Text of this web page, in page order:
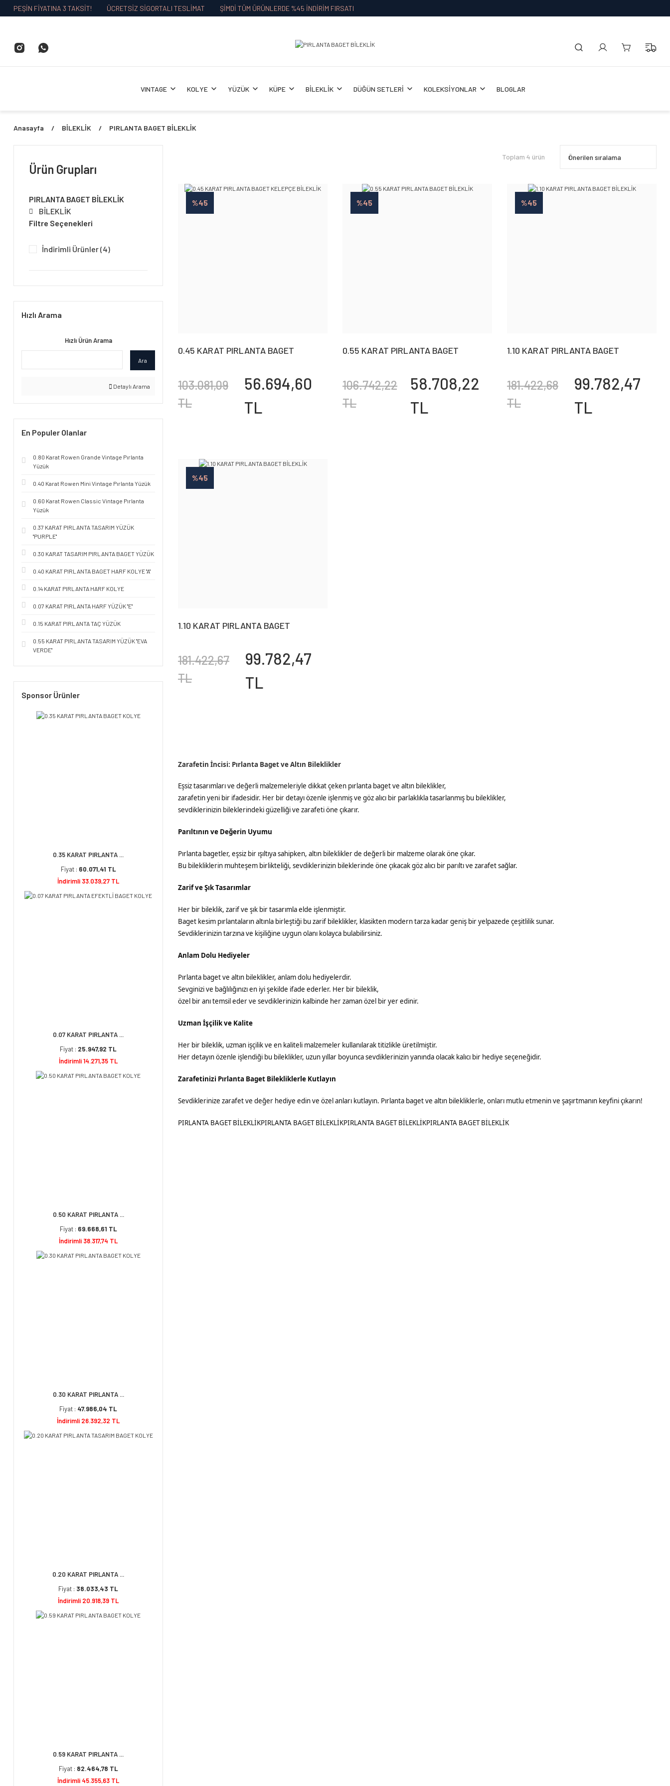
PEŞİN FİYATINA 3 TAKSİT! ÜCRETSİZ SİGORTALI TESLİMAT ŞİMDİ TÜM ÜRÜNLERDE %45 İNDİRİM FIRSATI
VINTAGE KOLYE YÜZÜK KÜPE BİLEKLİK DÜĞÜN SETLERİ KOLEKSİYONLAR BLOGLAR
Anasayfa BİLEKLİK PIRLANTA BAGET BİLEKLİK
Ürün Grupları
PIRLANTA BAGET BİLEKLİK
BİLEKLİK
Filtre Seçenekleri
İndirimli Ürünler (4)
Hızlı Arama
Hızlı Ürün Arama
Ara
Detaylı Arama
En Populer Olanlar
0.80 Karat Rowen Grande Vintage Pırlanta
Yüzük
0.40 Karat Rowen Mini Vintage Pırlanta Yüzük
0.60 Karat Rowen Classic Vintage Pırlanta
Yüzük
0.37 KARAT PIRLANTA TASARIM YÜZÜK
''PURPLE''
0.30 KARAT TASARIM PIRLANTA BAGET YÜZÜK
0.40 KARAT PIRLANTA BAGET HARF KOLYE ''A''
0.14 KARAT PIRLANTA HARF KOLYE
0.07 KARAT PIRLANTA HARF YÜZÜK ''E''
0.15 KARAT PIRLANTA TAÇ YÜZÜK
0.55 KARAT PIRLANTA TASARIM YÜZÜK ''EVA
VERDE''
Sponsor Ürünler
0.35 KARAT PIRLANTA ...
Fiyat : 60.071,41 TL
İndirimli 33.039,27 TL
0.07 KARAT PIRLANTA ...
Fiyat : 25.947,92 TL
İndirimli 14.271,35 TL
0.50 KARAT PIRLANTA ...
Fiyat : 69.668,61 TL
İndirimli 38.317,74 TL
0.30 KARAT PIRLANTA ...
Fiyat : 47.986,04 TL
İndirimli 26.392,32 TL
0.20 KARAT PIRLANTA ...
Fiyat : 38.033,43 TL
İndirimli 20.918,39 TL
0.59 KARAT PIRLANTA ...
Fiyat : 82.464,78 TL
İndirimli 45.355,63 TL
Toplam 4 ürün
%45
0.45 KARAT PIRLANTA BAGET
103.081,09
TL
56.694,60
TL
%45
0.55 KARAT PIRLANTA BAGET
106.742,22
TL
58.708,22
TL
%45
1.10 KARAT PIRLANTA BAGET
181.422,68
TL
99.782,47
TL
%45
1.10 KARAT PIRLANTA BAGET
181.422,67
TL
99.782,47
TL
Zarafetin İncisi: Pırlanta Baget ve Altın Bileklikler
Eşsiz tasarımları ve değerli malzemeleriyle dikkat çeken pırlanta baget ve altın bileklikler,
zarafetin yeni bir ifadesidir. Her bir detayı özenle işlenmiş ve göz alıcı bir parlaklıkla tasarlanmış bu bileklikler,
sevdiklerinizin bileklerindeki güzelliği ve zarafeti öne çıkarır.
Parıltının ve Değerin Uyumu
Pırlanta bagetler, eşsiz bir ışıltıya sahipken, altın bileklikler de değerli bir malzeme olarak öne çıkar.
Bu bilekliklerin muhteşem birlikteliği, sevdiklerinizin bileklerinde öne çıkacak göz alıcı bir parıltı ve zarafet sağlar.
Zarif ve Şık Tasarımlar
Her bir bileklik, zarif ve şık bir tasarımla elde işlenmiştir.
Baget kesim pırlantaların altınla birleştiği bu zarif bileklikler, klasikten modern tarza kadar geniş bir yelpazede çeşitlilik sunar.
Sevdiklerinizin tarzına ve kişiliğine uygun olanı kolayca bulabilirsiniz.
Anlam Dolu Hediyeler
Pırlanta baget ve altın bileklikler, anlam dolu hediyelerdir.
Sevginizi ve bağlılığınızı en iyi şekilde ifade ederler. Her bir bileklik,
özel bir anı temsil eder ve sevdiklerinizin kalbinde her zaman özel bir yer edinir.
Uzman İşçilik ve Kalite
Her bir bileklik, uzman işçilik ve en kaliteli malzemeler kullanılarak titizlikle üretilmiştir.
Her detayın özenle işlendiği bu bileklikler, uzun yıllar boyunca sevdiklerinizin yanında olacak kalıcı bir hediye seçeneğidir.
Zarafetinizi Pırlanta Baget Bilekliklerle Kutlayın
Sevdiklerinize zarafet ve değer hediye edin ve özel anları kutlayın. Pırlanta baget ve altın bilekliklerle, onları mutlu etmenin ve şaşırtmanın keyfini çıkarın!
PIRLANTA BAGET BİLEKLİKPIRLANTA BAGET BİLEKLİKPIRLANTA BAGET BİLEKLİKPIRLANTA BAGET BİLEKLİK